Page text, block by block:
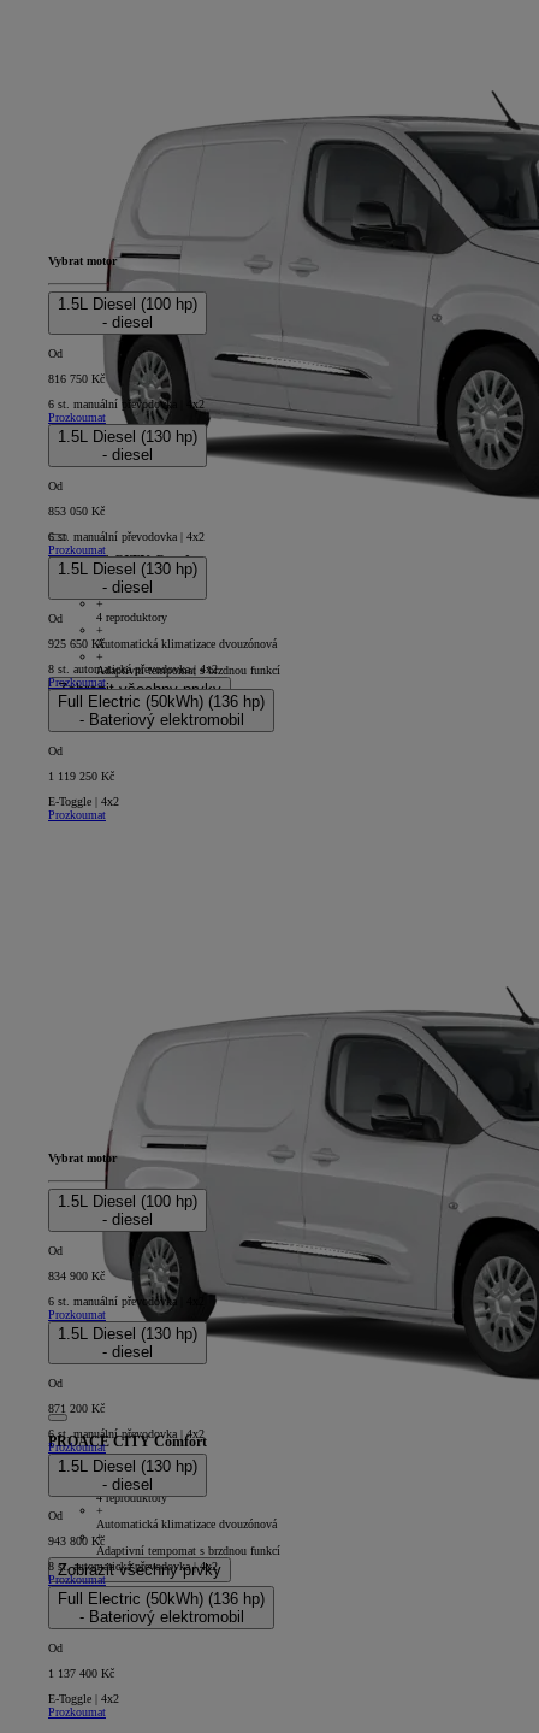
PROACE CITY Comfort
5D - Panel Van Short
+
4 reproduktory
+
Automatická klimatizace dvouzónová
+
Adaptivní tempomat s brzdnou funkcí
Zobrazit všechny prvky
Vybrat motor
1.5L Diesel (100 hp)
- diesel
Od
816 750 Kč
6 st. manuální převodovka | 4x2
Prozkoumat
1.5L Diesel (130 hp)
- diesel
Od
853 050 Kč
6 st. manuální převodovka | 4x2
Prozkoumat
1.5L Diesel (130 hp)
- diesel
Od
925 650 Kč
8 st. automatická převodovka | 4x2
Prozkoumat
Full Electric (50kWh) (136 hp)
- Bateriový elektromobil
Od
1 119 250 Kč
E-Toggle | 4x2
Prozkoumat
PROACE CITY Comfort
4D - Panel Van Long
+
4 reproduktory
+
Automatická klimatizace dvouzónová
+
Adaptivní tempomat s brzdnou funkcí
Zobrazit všechny prvky
Vybrat motor
1.5L Diesel (100 hp)
- diesel
Od
834 900 Kč
6 st. manuální převodovka | 4x2
Prozkoumat
1.5L Diesel (130 hp)
- diesel
Od
871 200 Kč
6 st. manuální převodovka | 4x2
Prozkoumat
1.5L Diesel (130 hp)
- diesel
Od
943 800 Kč
8 st. automatická převodovka | 4x2
Prozkoumat
Full Electric (50kWh) (136 hp)
- Bateriový elektromobil
Od
1 137 400 Kč
E-Toggle | 4x2
Prozkoumat